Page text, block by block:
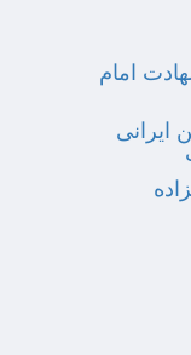
امام
ایرانی